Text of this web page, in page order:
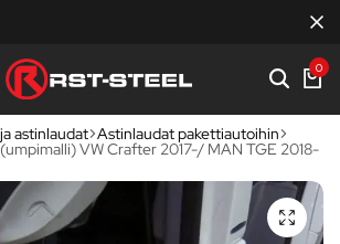
0
astinlaudat Astinlaudat pakettiautoihin
VW Crafter 2017-/ MAN TGE 2018-